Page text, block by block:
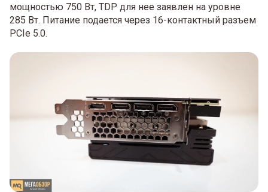
мощностью 750 Вт, TDP для нее заявлен на уровне
285 Вт. Питание подается через 16-контактный разъем
PCIe 5.0.